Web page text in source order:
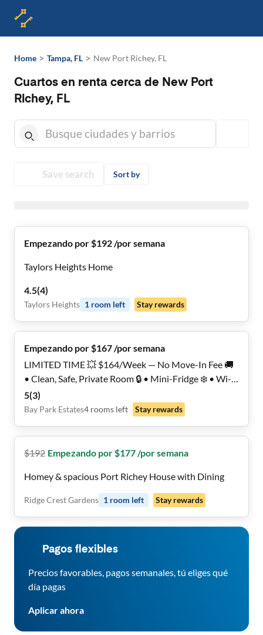
Home > Tampa, FL > New Port Richey, FL
Cuartos en renta cerca de New Port
Richey, FL
Save search Sort by
Empezando por $192 /por semana
Taylors Heights Home
4.5(4)
Taylors Heights 1 room left Stay rewards
Empezando por $167 /por semana
LIMITED TIME 💥 $164/Week — No Move-In Fee 🚚
• Clean, Safe, Private Room 🔒 • Mini-Fridge ❄️ • Wi-Fi
+ Laundry!
5(3)
Bay Park Estates4 rooms left Stay rewards
$192 Empezando por $177 /por semana
Homey & spacious Port Richey House with Dining
Ridge Crest Gardens 1 room left Stay rewards
Pagos flexibles
Precios favorables, pagos semanales, tú eliges qué
día pagas
Aplicar ahora